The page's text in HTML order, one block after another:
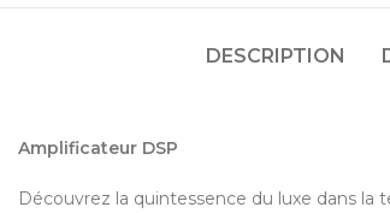
DESCRIPTION
Amplificateur DSP
Découvrez la quintessence du luxe dans la